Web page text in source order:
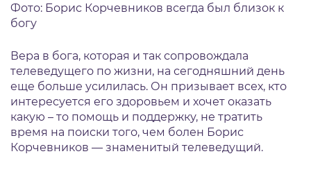
Фото: Борис Корчевников всегда был близок к
богу
Вера в бога, которая и так сопровождала
телеведущего по жизни, на сегодняшний день
еще больше усилилась. Он призывает всех, кто
интересуется его здоровьем и хочет оказать
какую – то помощь и поддержку, не тратить
время на поиски того, чем болен Борис
Корчевников — знаменитый телеведущий.